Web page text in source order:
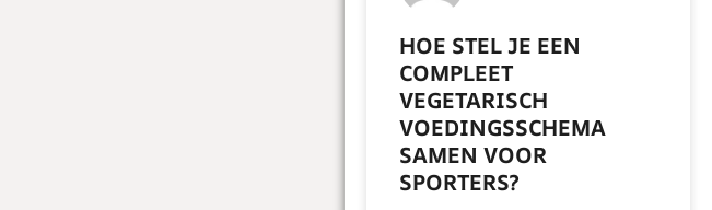
HOE STEL JE EEN
COMPLEET
VEGETARISCH
VOEDINGSSCHEMA
SAMEN VOOR
SPORTERS?